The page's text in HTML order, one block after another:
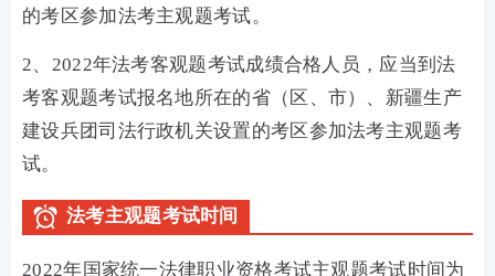
的考区参加法考主观题考试。
2、2022年法考客观题考试成绩合格人员，应当到法
考客观题考试报名地所在的省（区、市）、新疆生产
建设兵团司法行政机关设置的考区参加法考主观题考
试。
法考主观题考试时间
2022年国家统一法律职业资格考试主观题考试时间为